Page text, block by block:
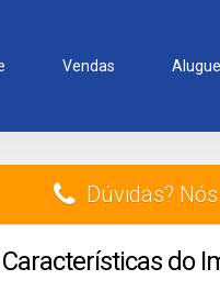
Aluguel
Vendas
Dúvidas?
Características do